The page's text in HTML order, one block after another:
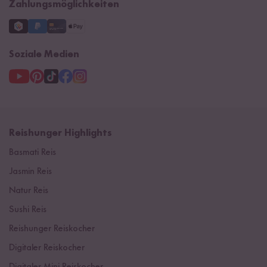
Zahlungsmöglichkeiten
Soziale Medien
Reishunger Highlights
Basmati Reis
Jasmin Reis
Natur Reis
Sushi Reis
Reishunger Reiskocher
Digitaler Reiskocher